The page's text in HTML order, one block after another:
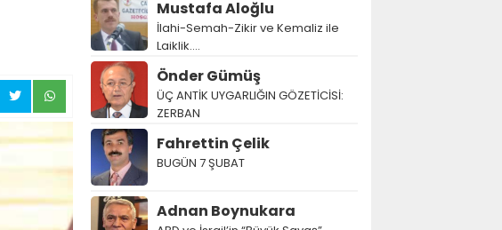
Mustafa Aloğlu
İlahi-Semah-Zikir ve Kemaliz ile
Laiklik….
Önder Gümüş
ÜÇ ANTİK UYGARLIĞIN GÖZETİCİSİ:
ZERBAN
Fahrettin Çelik
BUGÜN 7 ŞUBAT
Adnan Boynukara